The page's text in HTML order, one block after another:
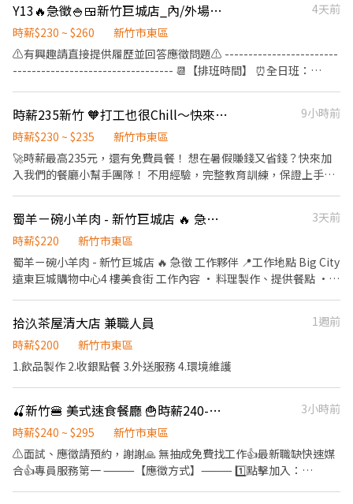
Y13🔥急徵🍚🍱新竹巨城店_內/外場計時人員【YAYOI彌生軒】
4天前
時薪$230 ~ $260
新竹市東區
⚠️有興趣請直接提供履歷並回答應徵問題⚠️ ------------------------
---------------------------------- 📆【排班時間】 ⏰全日班：
------------------------- 【工作內容】 💪🥤《外場服務》 1. 佈置及
清理餐桌、安排座位、為顧客帶位 2. 答覆有關餐飲問題，必要時提
供建議 3. 上水、上餐並提供有關用餐的服務 4. 收銀服務 5. 工作區域
和設備的清潔以及保養 🥦🥩《內場廚務》 1. 洗剝削切各種食材，烹
---------------------------- ⭕️歡迎對餐飲服務有高度的熱忱，態度
積極認真的在校生加入，配合各大專院校學期、學年實習業務，可
與學校簽訂相關合約。 ✅2026年1-2月、6-8月、12月期間限定特別
津貼！計時人員每小時薪資額外再加10元。 ✅每月工時達成獎勵，
總工時達100小時以上發放500元或達150小時以上者發放1,000元。
✅一天中能排班最少4小時、每周最少須提供16-20小時排班。兩周
排班一次，可彈性調整。 ✅假日能排班的兼職人員
時薪235新竹 🧡打工也很Chill～快來異國風餐廳！邊吃邊賺⭐長期限定
9小時前
時薪$230 ~ $235
新竹市東區
🚀時薪最高235元，還有免費員餐！ 想在暑假賺錢又省錢？快來加
入我們的餐廳小幫手團隊！ 不用經驗，完整教育訓練，保證上手超
鳥 安心保障：依法投保，權益不打折 📍工作地點： BPP新竹巨城店
>>內場 早班 中班 東區中央路229號 💰薪資福利：時薪230元，六日
出勤再加碼+5→235元！ 🕒排班時段： 早班 09:00~18:00 中班
12:00~21:00 早班、中班任你選，每週只要配合4天(包含至少一天六
撿>>安排報到哦 🔸🔸🔸🔸🔸🔸🔸🔸 (◔◡◔)應徵、詢問歡迎直接聯繫
招募專員癩 https://lin.ee/PGxf2s9 加入後請留言 :姓名/電話/應徵
蜀羊ㄧ碗小羊肉 - 新竹巨城店 🔥 急徵 工作夥伴
3天前
時薪$220
新竹市東區
蜀羊ㄧ碗小羊肉 - 新竹巨城店 🔥 急徵 工作夥伴 📍工作地點 Big City
遠東巨城購物中心4 樓美食街 工作內容 • 料理製作、提供餐點 •
等 排班方式 • 彈性排班 • 假日（六、日及國定假日）需可配合排
班 • 歡迎學生、兼職者 • 提供員工制服 希望您是～ ✔ 守時、有責
任感 ✔ 喜歡與人互動 歡迎無餐飲工作經驗、對餐飲業有熱忱的您。
拾汣茶屋清大店 兼職人員
1週前
時薪$200
新竹市東區
1.飲品製作 2.收銀點餐 3.外送服務 4.環境維護
🍒新竹🍔 美式速食餐廳 🍟時薪240-295🌭時數穩定
3小時前
時薪$240 ~ $295
新竹市東區
⚠️面試、應徵請預約，謝謝🙏 無抽成免費找工作👍最新職缺快速媒
合👍專員服務第一 ⸻【應徵方式】⸻ 1️⃣點擊加入：